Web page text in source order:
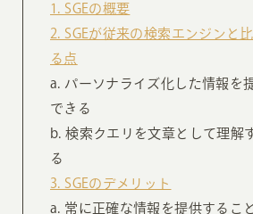
1. SGEの概要
2. SGEが従来の検索エンジンと
る点
a. パーソナライズ化した情報を
できる
b. 検索クエリを文章として理解
る
3. SGEのデメリット
a. 常に正確な情報を提供するこ